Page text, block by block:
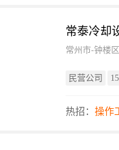
常泰冷却
常州市-钟楼
民营公司
热招： 操作